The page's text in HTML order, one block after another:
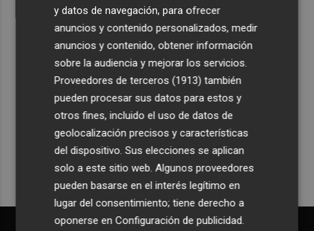
Recibe toda la actualidad de
Plaza Podcast en tu correo
Quiero suscribirme
y datos de navegación, para ofrecer
anuncios y contenido personalizados, medir
anuncios y contenido, obtener información
sobre la audiencia y mejorar los servicios.
Proveedores de terceros (1913) también
pueden procesar sus datos para estos y
otros fines, incluido el uso de datos de
geolocalización precisos y características
del dispositivo. Sus elecciones se aplican
solo a este sitio web. Algunos proveedores
pueden basarse en el interés legítimo en
lugar del consentimiento; tiene derecho a
oponerse enConfiguración de publicidad.